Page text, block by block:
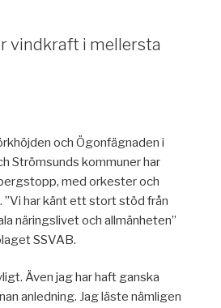
vindkraft i mellersta
och Ögonfägnaden i
Strömsunds kommuner har
med orkester och
”Vi har känt ett stort stöd från
näringslivet och allmänheten”
SSVAB.
Även jag har haft ganska
anledning. Jag läste nämligen